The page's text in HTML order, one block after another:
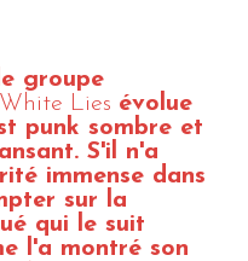
groupe
White Lies évolue
punk sombre et
S'il n'a
immense dans
sur la
qui le suit
l'a montré son